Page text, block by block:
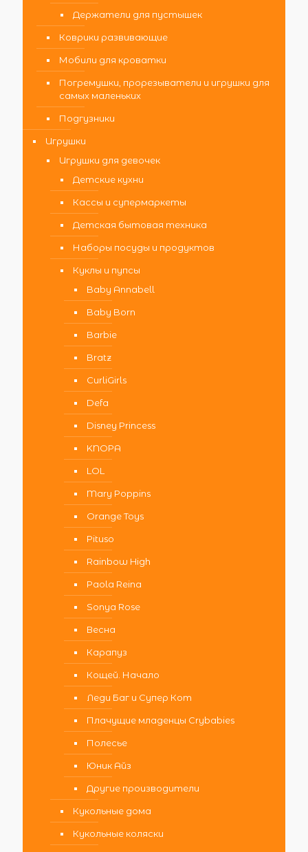
Держатели для пустышек
Коврики развивающие
Мобили для кроватки
Погремушки, прорезыватели и игрушки для
самых маленьких
Подгузники
Игрушки
Игрушки для девочек
Детские кухни
Кассы и супермаркеты
Детская бытовая техника
Наборы посуды и продуктов
Куклы и пупсы
Baby Annabell
Baby Born
Barbie
Bratz
CurliGirls
Defa
Disney Princess
KNOPA
LOL
Mary Poppins
Orange Toys
Pituso
Rainbow High
Paola Reina
Sonya Rose
Весна
Карапуз
Кощей. Начало
Леди Баг и Супер Кот
Плачущие младенцы Crybabies
Полесье
Юник Айз
Другие производители
Кукольные дома
Кукольные коляски